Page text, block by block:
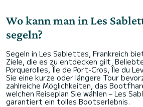
Wo kann man in Les
segeln?
Segeln in Les Sablettes, Frankreich
Ziele, die es zu entdecken gilt.
Porquerolles, Île de Port-Cros, Île du
Sie eine kurze oder längere Tour
zahlreiche Möglichkeiten, das
welchen Reiseplan Sie wählen – Les
garantiert ein tolles Bootserlebnis.